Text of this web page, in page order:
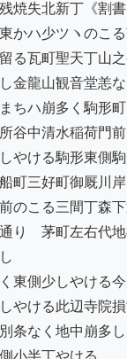
焼失北新丁《割書
かハ少ツヽのこ
る瓦町聖天丁山
金龍山観音堂恙
ちハ崩多く駒形町
谷中清水稲荷門前
やける駒形東側
町三好町御厩川岸
のこる三間丁森
りゟ茅町左右代
東側少しやける
やける此辺寺院
条なく地中崩多し